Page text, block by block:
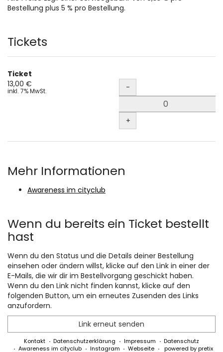
Bestellung plus 5 % pro Bestellung.
Produkte
Tickets
Ticket
13,00 €
inkl. 7% MwSt. Menge
-
+
Mehr Informationen
Awareness im cityclub
Wenn du bereits ein Ticket bestellt
hast
Wenn du den Status und die Details deiner Bestellung
einsehen oder ändern willst, klicke auf den Link in einer der
E-Mails, die wir dir im Bestellvorgang geschickt haben.
Wenn du den Link nicht finden kannst, klicke auf den
folgenden Button, um ein erneutes Zusenden des Links
anzufordern.
Link erneut senden
Kontakt Datenschutzerklärung Impressum
Datenschutz
Awareness im cityclub
Instagram Webseite powered by pretix